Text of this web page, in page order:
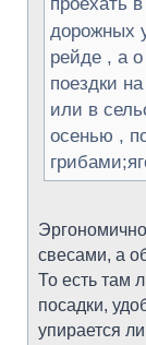
дорожных
рейде , а
поездки
или в
осенью ,
свесами, а
То есть там
посадки,
упирается